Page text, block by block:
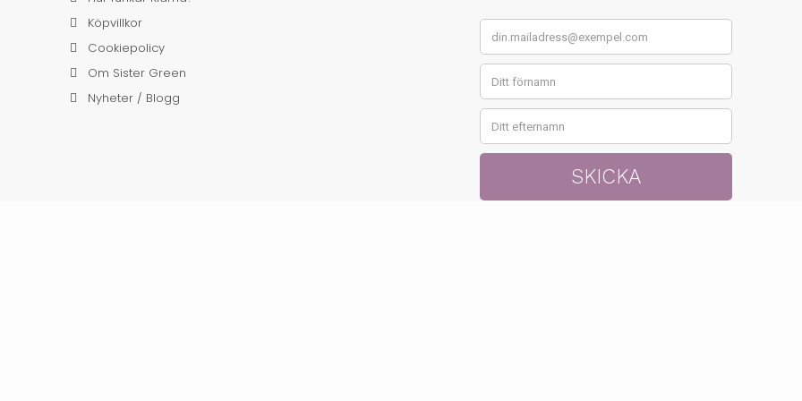
Köpvillkor
Cookiepolicy
Om Sister Green
Nyheter / Blogg